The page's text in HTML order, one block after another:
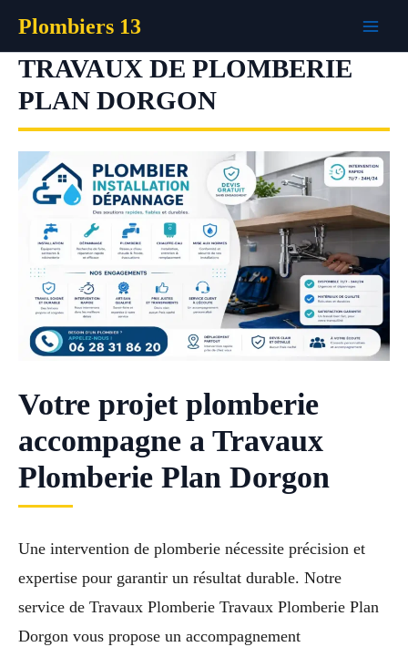
contenu
Plombiers 13
TRAVAUX DE PLOMBERIE
PLAN DORGON
Votre projet plomberie
accompagne a Travaux
Plomberie Plan Dorgon
Une intervention de plomberie nécessite précision et
expertise pour garantir un résultat durable. Notre
service de Travaux Plomberie Travaux Plomberie Plan
Dorgon vous propose un accompagnement